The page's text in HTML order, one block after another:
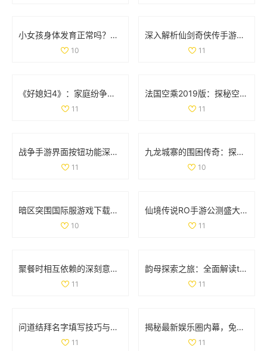
小女孩身体发育正常吗？肛门微开现象解析
10
深入解析仙剑奇侠传手游情缘系统的独特魅力与玩法
11
《好媳妇4》：家庭纷争与亲情考验交织的真实生活故事
11
法国空乘2019版：探秘空中服务背后的故事与挑战
11
战争手游界面按钮功能深入分析：揭开无尽战斗的神秘面纱
11
九龙城寨的围困传奇：探索历史中的生存之道
10
暗区突围国际服游戏下载指南：畅享极致战斗体验
10
仙境传说RO手游公测盛大开启 福利返利额度详细解析
11
聚餐时相互依赖的深刻意义与人际关系探讨
11
韵母探索之旅：全面解读t系列102章的音韵奥秘
11
问道结拜名字填写技巧与注意事项详解
11
揭秘最新娱乐圈内幕，免费获取吃瓜爆料精彩内容
11